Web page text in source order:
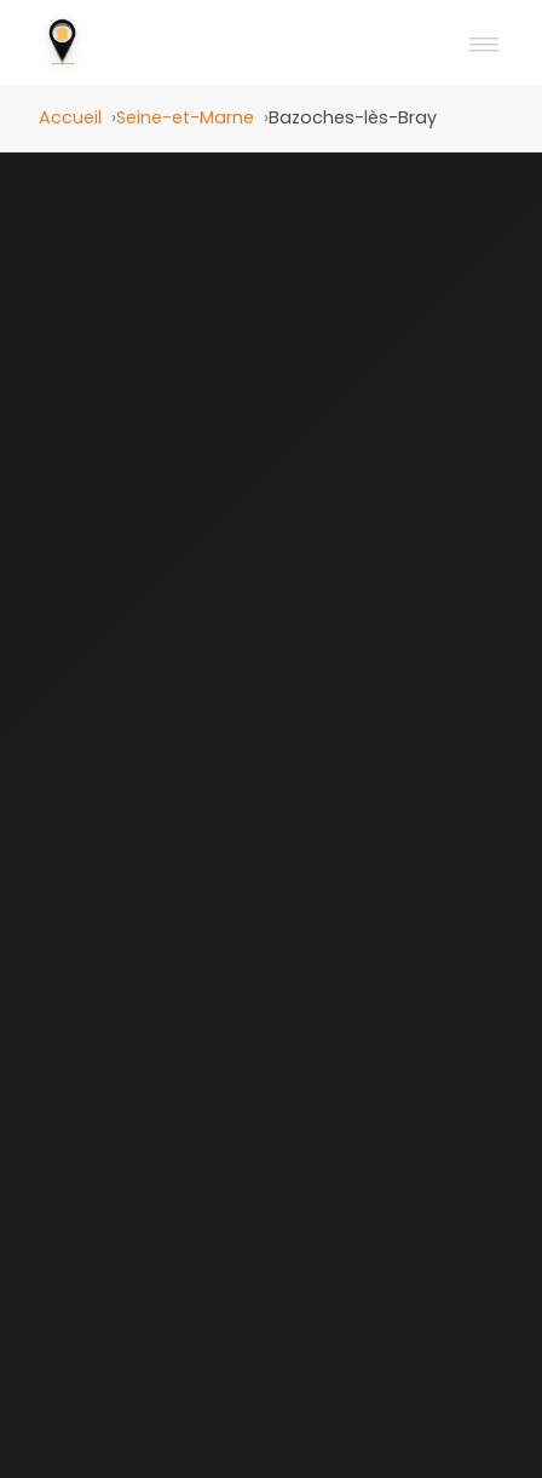
Accueil Seine-et-Marne Bazoches-lès-Bray